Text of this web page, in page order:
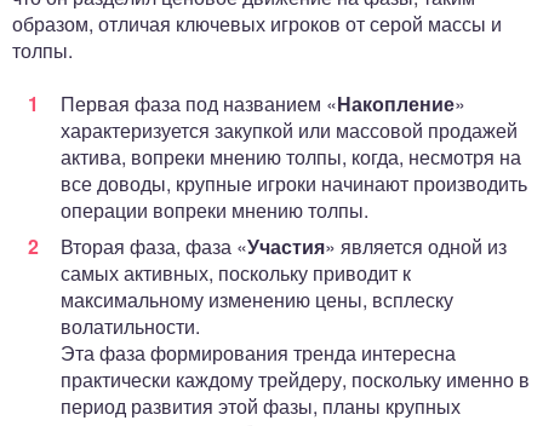
образом, отличая ключевых игроков от серой массы и
толпы.
Первая фаза под названием «Накопление»
характеризуется закупкой или массовой продажей
актива, вопреки мнению толпы, когда, несмотря на
все доводы, крупные игроки начинают производить
операции вопреки мнению толпы.
Вторая фаза, фаза «Участия» является одной из
самых активных, поскольку приводит к
максимальному изменению цены, всплеску
волатильности.
Эта фаза формирования тренда интересна
практически каждому трейдеру, поскольку именно в
период развития этой фазы, планы крупных